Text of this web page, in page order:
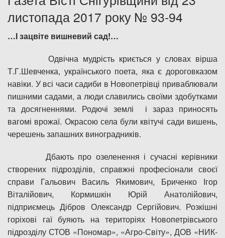
Дозвіл на спеціальне водокористування
Платні послуги
листопада 2017 року № 93-94
…І зацвіте вишневий сад!…
Одвічна мудрість криється у словах вірша
Т.Г.Шевченка, українського поета, яка є дороговказом
навіки. У всі часи садиби в Новопетрівці приваблювали
пишними садами, а люди славились своїми здобутками
та досягненнями. Родючі землі і зараз приносять
вагомі врожаї. Окрасою села були квітучі сади вишень,
черешень запашних виноградників.
Дбають про озеленення і сучасні керівники
створених підрозділів, справжні професіонали своєї
справи Гальович Василь Якимович, Бриченко Ігор
Віталійович, Кормишкін Юрій Анатолійович,
підприємець Дібров Олександр Сергійович. Розкішні
горіхові гаї буяють на територіях Новопетрівського
підрозділу СТОВ «Пономар», «Агро-Світу», ДОВ «НИК-